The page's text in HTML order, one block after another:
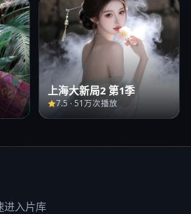
上海大新局2 第1季
7.5· 51万次播放
进入片库